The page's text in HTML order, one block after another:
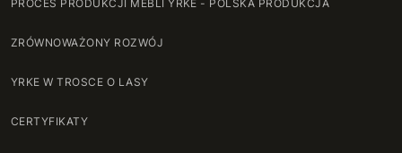
PROCES PRODUKCJI MEBLI YRKE - POLSKA PRODUKCJA
ZRÓWNOWAŻONY ROZWÓJ
YRKE W TROSCE O LASY
CERTYFIKATY